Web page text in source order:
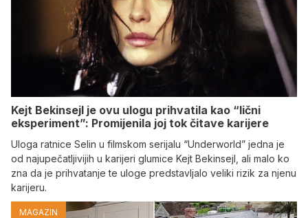
Kejt Bekinsejl je ovu ulogu prihvatila kao “lični
eksperiment”: Promijenila joj tok čitave karijere
Uloga ratnice Selin u filmskom serijalu “Underworld” jedna je
od najupečatljivijih u karijeri glumice Kejt Bekinsejl, ali malo ko
zna da je prihvatanje te uloge predstavljalo veliki rizik za njenu
karijeru.
MAGAZIN